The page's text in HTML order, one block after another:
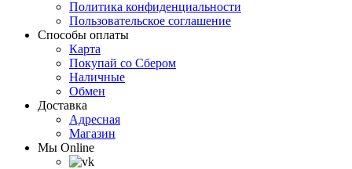
Политика конфиденциальности
Пользовательское соглашение
Способы оплаты
Карта
Покупай со Сбером
Наличные
Обмен
Доставка
Адресная
Магазин
Мы Online